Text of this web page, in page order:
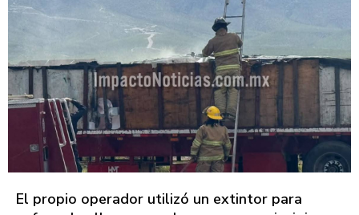
El propio operador utilizó un extintor para